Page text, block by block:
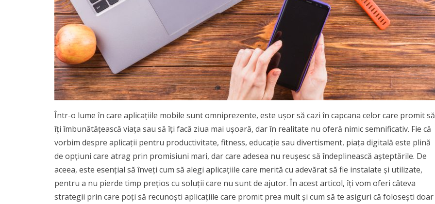
Într-o lume în care aplicațiile mobile sunt omniprezente, este ușor să cazi în capcana celor care promit să
îți îmbunătățească viața sau să îți facă ziua mai ușoară, dar în realitate nu oferă nimic semnificativ. Fie că
vorbim despre aplicații pentru productivitate, fitness, educație sau divertisment, piața digitală este plină
de opțiuni care atrag prin promisiuni mari, dar care adesea nu reușesc să îndeplinească așteptările. De
aceea, este esențial să înveți cum să alegi aplicațiile care merită cu adevărat să fie instalate și utilizate,
pentru a nu pierde timp prețios cu soluții care nu sunt de ajutor. În acest articol, îți vom oferi câteva
strategii prin care poți să recunoști aplicațiile care promit prea mult și cum să te asiguri că folosești doar